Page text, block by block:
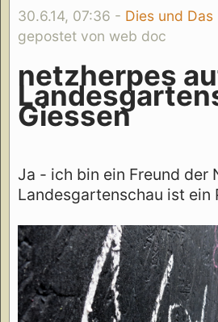
30.6.14, 07:36 - Dies und Das
gepostet von web doc
netzherpes
Giessen
Ja - ich bin ein Freund der
Landesgartenschau ist ein